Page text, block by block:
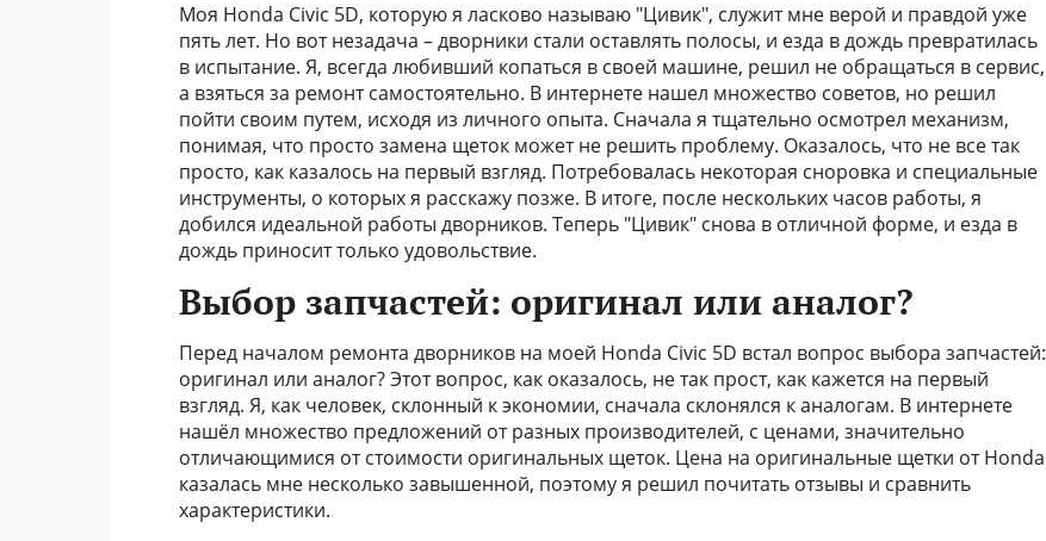
Моя Honda Civic 5D, которую я ласково называю "Цивик", служит мне верой и правдой уже
пять лет. Но вот незадача – дворники стали оставлять полосы, и езда в дождь превратилась
в испытание. Я, всегда любивший копаться в своей машине, решил не обращаться в сервис,
а взяться за ремонт самостоятельно. В интернете нашел множество советов, но решил
пойти своим путем, исходя из личного опыта. Сначала я тщательно осмотрел механизм,
понимая, что просто замена щеток может не решить проблему. Оказалось, что не все так
просто, как казалось на первый взгляд. Потребовалась некоторая сноровка и специальные
инструменты, о которых я расскажу позже. В итоге, после нескольких часов работы, я
добился идеальной работы дворников. Теперь "Цивик" снова в отличной форме, и езда в
дождь приносит только удовольствие.
Выбор запчастей: оригинал или аналог?
Перед началом ремонта дворников на моей Honda Civic 5D встал вопрос выбора запчастей:
оригинал или аналог? Этот вопрос, как оказалось, не так прост, как кажется на первый
взгляд. Я, как человек, склонный к экономии, сначала склонялся к аналогам. В интернете
нашёл множество предложений от разных производителей, с ценами, значительно
отличающимися от стоимости оригинальных щеток. Цена на оригинальные щетки от Honda
казалась мне несколько завышенной, поэтому я решил почитать отзывы и сравнить
характеристики.